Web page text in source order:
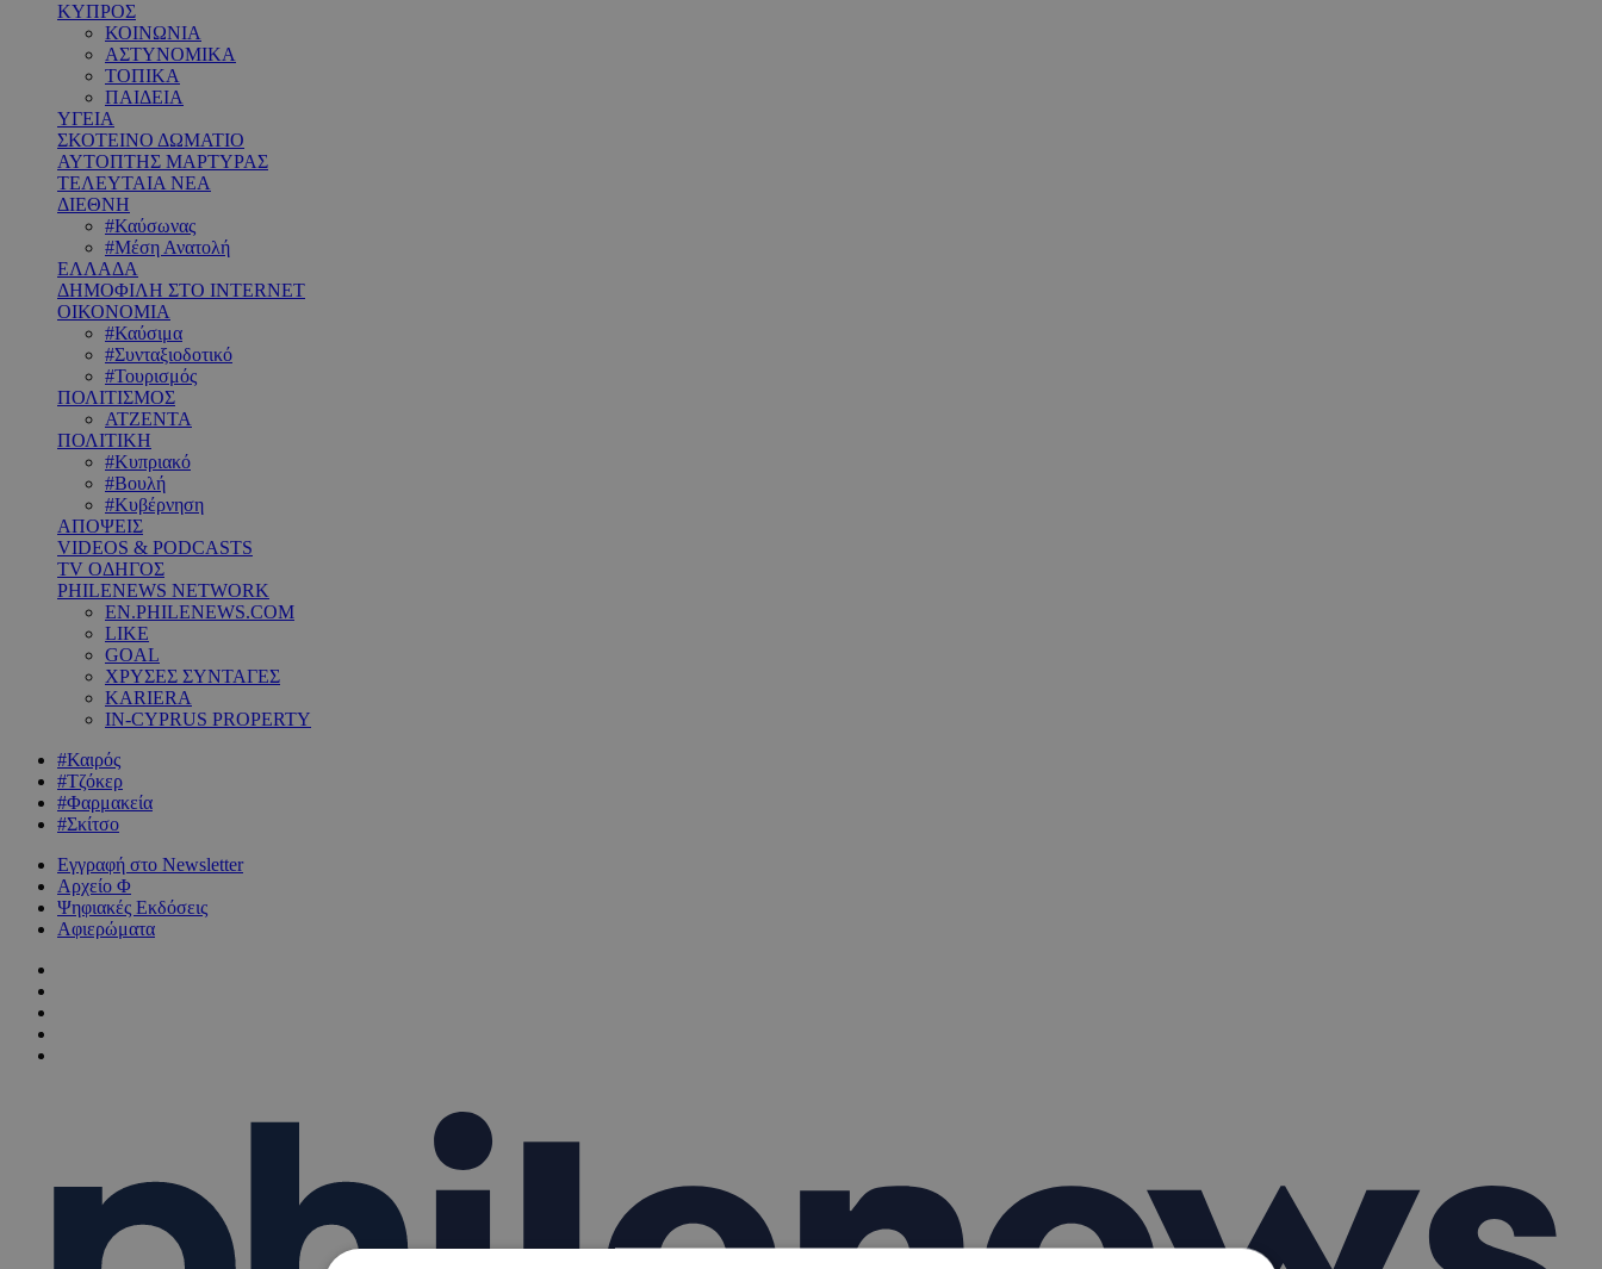
ΚΥΠΡΟΣ
ΚΟΙΝΩΝΙΑ
ΑΣΤΥΝΟΜΙΚΑ
ΤΟΠΙΚΑ
ΠΑΙΔΕΙΑ
ΥΓΕΙΑ
ΣΚΟΤΕΙΝΟ ΔΩΜΑΤΙΟ
ΑΥΤΟΠΤΗΣ ΜΑΡΤΥΡΑΣ
ΤΕΛΕΥΤΑΙΑ ΝΕΑ
ΔΙΕΘΝΗ
#Καύσωνας
#Μέση Ανατολή
ΕΛΛΑΔΑ
ΔΗΜΟΦΙΛΗ ΣΤΟ INTERNET
ΟΙΚΟΝΟΜΙΑ
#Καύσιμα
#Συνταξιοδοτικό
#Τουρισμός
ΠΟΛΙΤΙΣΜΟΣ
ΑΤΖΕΝΤΑ
ΠΟΛΙΤΙΚΗ
#Κυπριακό
#Βουλή
#Κυβέρνηση
ΑΠΟΨΕΙΣ
VIDEOS & PODCASTS
TV ΟΔΗΓΟΣ
PHILENEWS NETWORK
EN.PHILENEWS.COM
LIKE
GOAL
ΧΡΥΣΕΣ ΣΥΝΤΑΓΕΣ
KARIERA
IN-CYPRUS PROPERTY
#Καιρός
#Τζόκερ
#Φαρμακεία
#Σκίτσο
Εγγραφή στο Newsletter
Αρχείο Φ
Ψηφιακές Εκδόσεις
Αφιερώματα